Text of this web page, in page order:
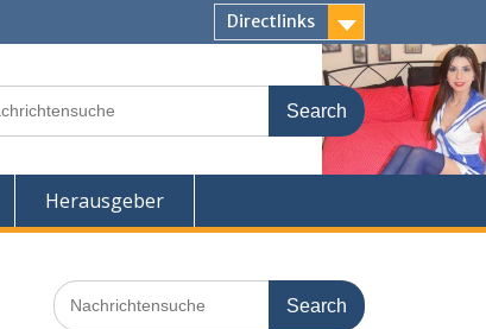
Directlinks
Herausgeber
Search
for: